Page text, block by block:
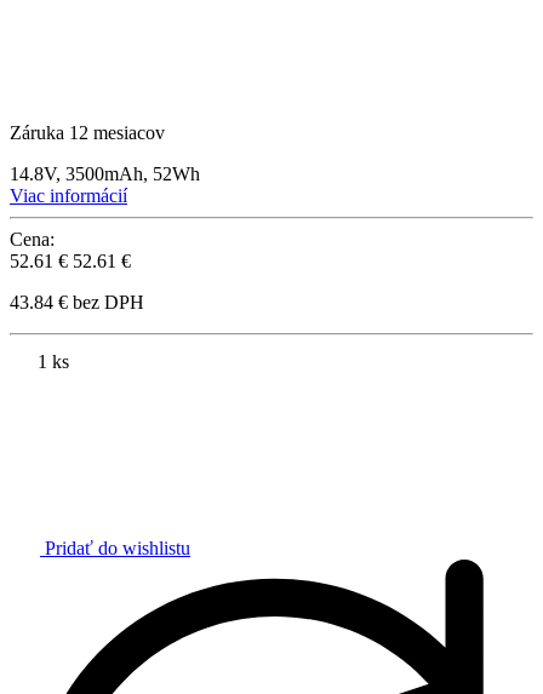
Záruka 12 mesiacov
14.8V, 3500mAh, 52Wh
Viac informácií
Cena:
52.61 € 52.61 €
43.84 € bez DPH
1 ks
Pridať do wishlistu